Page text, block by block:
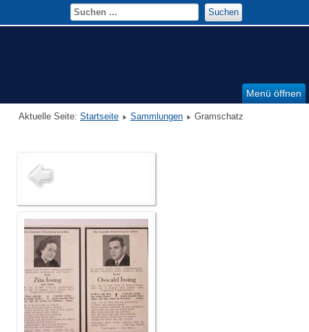
Menü öffnen
Suchen
Aktuelle Seite: Startseite Sammlungen Gramschatz